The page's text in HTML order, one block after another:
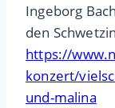
Ingeborg
den
https://
konzert/
und-malina